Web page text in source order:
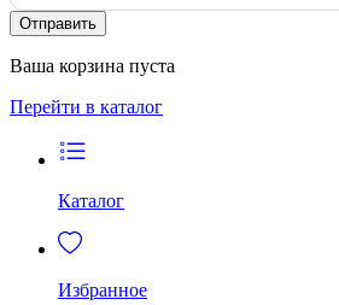
Ваша корзина пуста
Перейти в каталог
Каталог
Избранное